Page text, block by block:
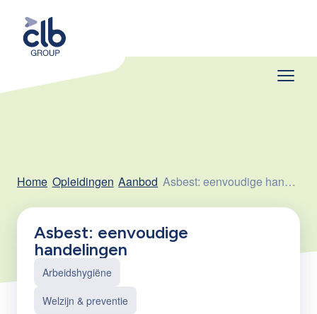
Home Opleidingen Aanbod Asbest: eenvoudige handelingen
Asbest: eenvoudige
handelingen
Arbeidshygiëne
Welzijn & preventie